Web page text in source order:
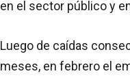
en el sector público y
Luego de caídas
meses, en febrero el